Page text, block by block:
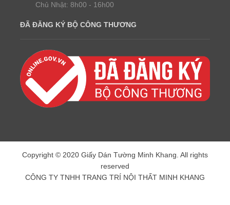
Chủ Nhật: 8h00 - 16h00
ĐÃ ĐĂNG KÝ BỘ CÔNG THƯƠNG
Copyright © 2020 Giấy Dán Tường Minh Khang. All rights
reserved
CÔNG TY TNHH TRANG TRÍ NỘI THẤT MINH KHANG